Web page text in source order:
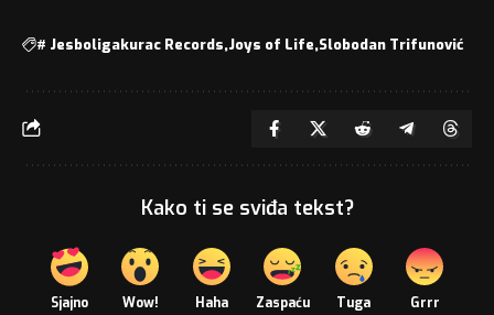
# Jesboligakurac Records Joys of Life Slobodan Trifunović
Kako ti se sviđa tekst?
Sjajno Wow! Haha Zaspaću Tuga Grrr